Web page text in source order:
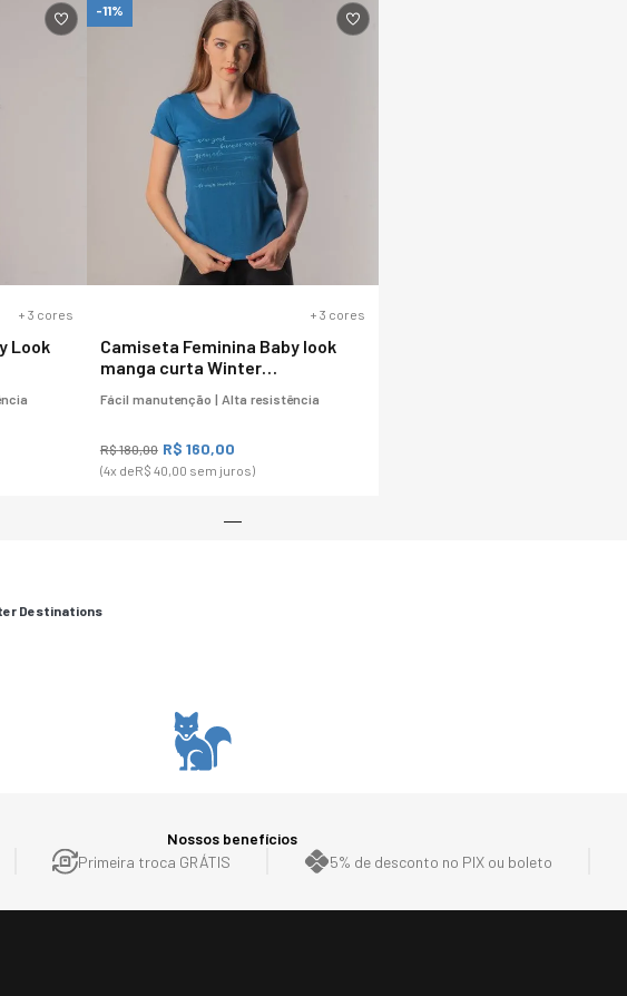
+ 3 cores
Look
-11%
+ 3 cores
Camiseta Feminina Baby look
manga curta Winter
Fácil manutenção | Alta resistência
R$180,00 R$ 160,00
(4x deR$ 40 00 sem juros)
Destinations
Nossos benefícios
Primeira troca GRÁTIS 5% de desconto no PIX ou boleto